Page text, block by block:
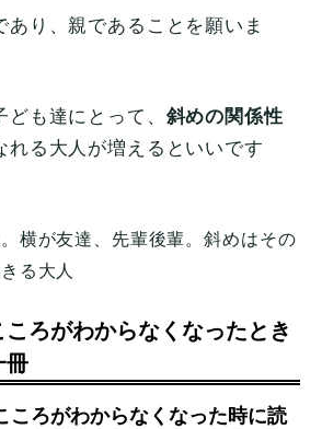
あり、親であることを願いま
も達にとって、 斜めの関係性
れる大人が増えるといいです
横が友達、先輩後輩。斜めはその
る大人
ろがわからなくなったとき
冊
ころがわからなくなった時に読